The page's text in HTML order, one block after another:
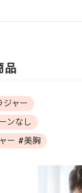
品
ャー
ンなし
ー #美胸